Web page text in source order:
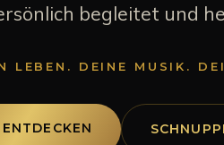
begleitet und
LEBEN. DEINE MUSIK.